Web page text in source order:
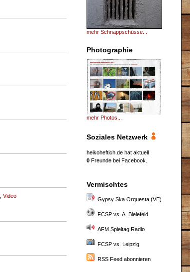
mehr Schnappschüsse...
Photographie
mehr Photos...
Soziales Netzwerk
heikoheftich.de hat aktuell
0 Freunde bei Facebook.
Vermischtes
Gypsy Ska Orquesta (VE)
FCSP vs. A. Bielefeld
AFM Spieltag Radio
FCSP vs. Leipzig
RSS Feed abonnieren
Video